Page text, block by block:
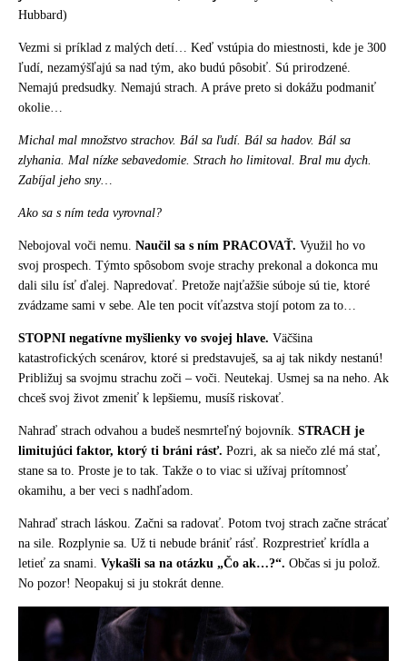
Hubbard)
Vezmi si príklad z malých detí… Keď vstúpia do miestnosti, kde je 300
ľudí, nezamýšľajú sa nad tým, ako budú pôsobiť. Sú prirodzené.
Nemajú predsudky. Nemajú strach. A práve preto si dokážu podmaniť
okolie…
Michal mal množstvo strachov. Bál sa ľudí. Bál sa hadov. Bál sa
zlyhania. Mal nízke sebavedomie. Strach ho limitoval. Bral mu dych.
Zabíjal jeho sny…
Ako sa s ním teda vyrovnal?
Nebojoval voči nemu. Naučil sa s ním PRACOVAŤ. Využil ho vo
svoj prospech. Týmto spôsobom svoje strachy prekonal a dokonca mu
dali silu ísť ďalej. Napredovať. Pretože najťažšie súboje sú tie, ktoré
zvádzame sami v sebe. Ale ten pocit víťazstva stojí potom za to…
STOPNI negatívne myšlienky vo svojej hlave. Väčšina
katastrofických scenárov, ktoré si predstavuješ, sa aj tak nikdy nestanú!
Približuj sa svojmu strachu zoči – voči. Neutekaj. Usmej sa na neho. Ak
chceš svoj život zmeniť k lepšiemu, musíš riskovať.
Nahraď strach odvahou a budeš nesmrteľný bojovník. STRACH je
limitujúci faktor, ktorý ti bráni rásť. Pozri, ak sa niečo zlé má stať,
stane sa to. Proste je to tak. Takže o to viac si užívaj prítomnosť
okamihu, a ber veci s nadhľadom.
Nahraď strach láskou. Začni sa radovať. Potom tvoj strach začne strácať
na sile. Rozplynie sa. Už ti nebude brániť rásť. Rozprestrieť krídla a
letieť za snami. Vykašli sa na otázku „Čo ak…?“. Občas si ju polož.
No pozor! Neopakuj si ju stokrát denne.